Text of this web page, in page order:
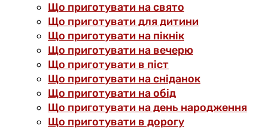
Що приготувати на свято
Що приготувати для дитини
Що приготувати на пікнік
Що приготувати на вечерю
Що приготувати в піст
Що приготувати на сніданок
Що приготувати на обід
Що приготувати на день народження
Що приготувати в дорогу